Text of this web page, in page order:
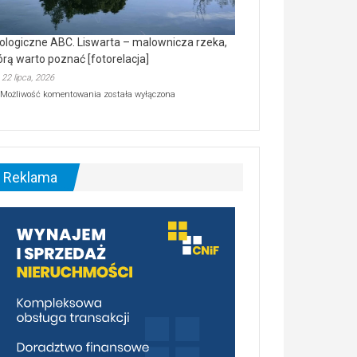
ABC. Liswarta – malownicza rzeka,
warto poznać [fotorelacja]
22 lipca, 2026
Możliwość komentowania Ekologiczne
–
malownicza
[fotorelacja]
została wyłączona
Reklama